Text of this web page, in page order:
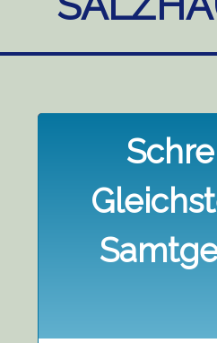
menu
menu
menu